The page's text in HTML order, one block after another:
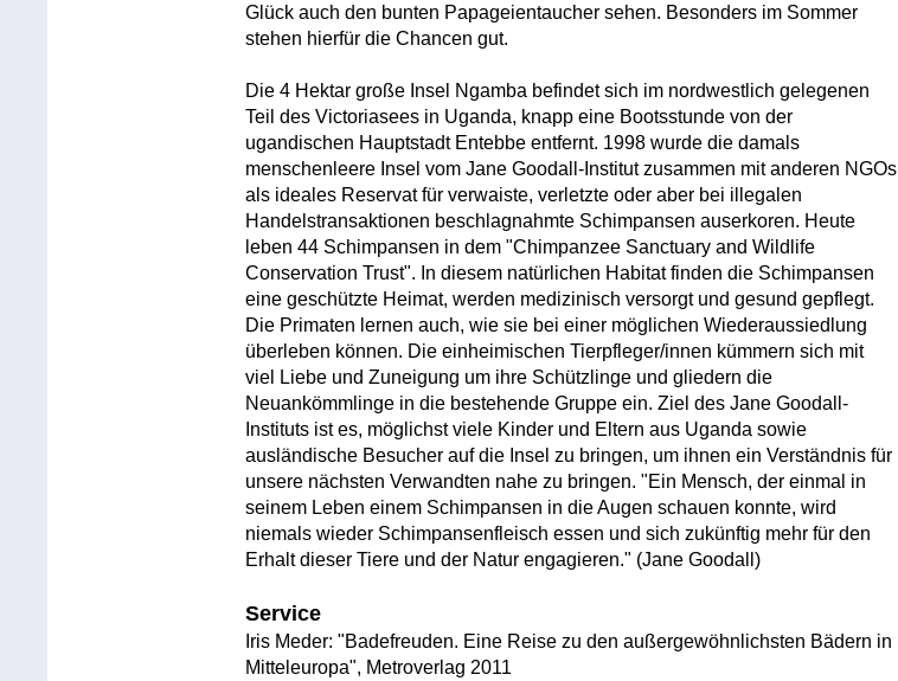
Glück auch den bunten Papageientaucher sehen. Besonders im Sommer
stehen hierfür die Chancen gut.
Die 4 Hektar große Insel Ngamba befindet sich im nordwestlich gelegenen
Teil des Victoriasees in Uganda, knapp eine Bootsstunde von der
ugandischen Hauptstadt Entebbe entfernt. 1998 wurde die damals
menschenleere Insel vom Jane Goodall-Institut zusammen mit anderen NGOs
als ideales Reservat für verwaiste, verletzte oder aber bei illegalen
Handelstransaktionen beschlagnahmte Schimpansen auserkoren. Heute
leben 44 Schimpansen in dem "Chimpanzee Sanctuary and Wildlife
Conservation Trust". In diesem natürlichen Habitat finden die Schimpansen
eine geschützte Heimat, werden medizinisch versorgt und gesund gepflegt.
Die Primaten lernen auch, wie sie bei einer möglichen Wiederaussiedlung
überleben können. Die einheimischen Tierpfleger/innen kümmern sich mit
viel Liebe und Zuneigung um ihre Schützlinge und gliedern die
Neuankömmlinge in die bestehende Gruppe ein. Ziel des Jane Goodall-
Instituts ist es, möglichst viele Kinder und Eltern aus Uganda sowie
ausländische Besucher auf die Insel zu bringen, um ihnen ein Verständnis für
unsere nächsten Verwandten nahe zu bringen. "Ein Mensch, der einmal in
seinem Leben einem Schimpansen in die Augen schauen konnte, wird
niemals wieder Schimpansenfleisch essen und sich zukünftig mehr für den
Erhalt dieser Tiere und der Natur engagieren." (Jane Goodall)
Service
Iris Meder: "Badefreuden. Eine Reise zu den außergewöhnlichsten Bädern in
Mitteleuropa", Metroverlag 2011